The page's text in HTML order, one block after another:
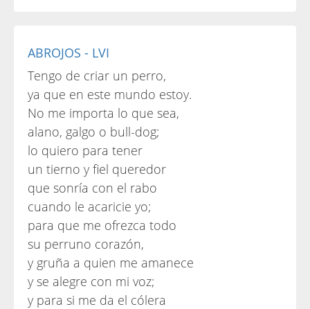
ABROJOS - LVI
Tengo de criar un perro,
ya que en este mundo estoy.
No me importa lo que sea,
alano, galgo o bull-dog;
lo quiero para tener
un tierno y fiel queredor
que sonría con el rabo
cuando le acaricie yo;
para que me ofrezca todo
su perruno corazón,
y gruña a quien me amanece
y se alegre con mi voz;
y para si me da el cólera